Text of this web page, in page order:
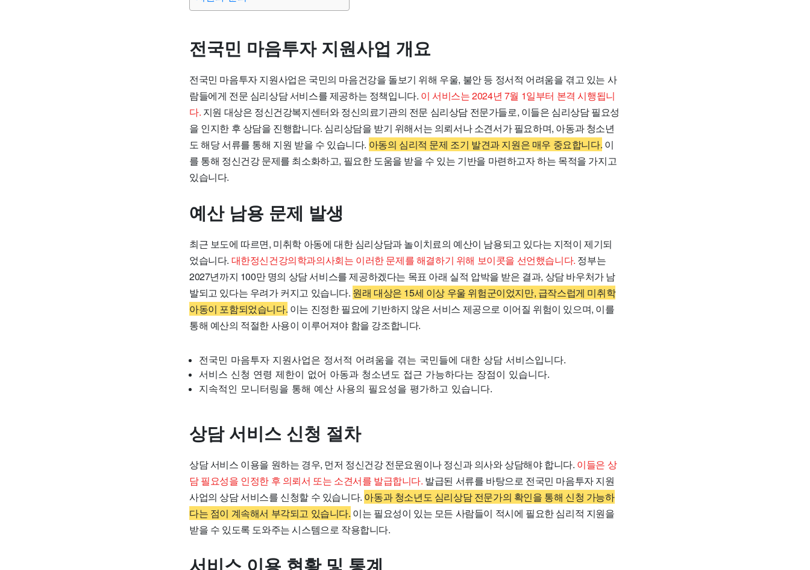
전국민 마음투자 지원사업 개요
전국민 마음투자 지원사업은 국민의 마음건강을 돌보기 위해 우울, 불안 등 정서적 어려움을 겪고 있는 사
람들에게 전문 심리상담 서비스를 제공하는 정책입니다. 이 서비스는 2024년 7월 1일부터 본격 시행됩니
다. 지원 대상은 정신건강복지센터와 정신의료기관의 전문 심리상담 전문가들로, 이들은 심리상담 필요성
을 인지한 후 상담을 진행합니다. 심리상담을 받기 위해서는 의뢰서나 소견서가 필요하며, 아동과 청소년
도 해당 서류를 통해 지원 받을 수 있습니다. 아동의 심리적 문제 조기 발견과 지원은 매우 중요합니다. 이
를 통해 정신건강 문제를 최소화하고, 필요한 도움을 받을 수 있는 기반을 마련하고자 하는 목적을 가지고
있습니다.
예산 남용 문제 발생
최근 보도에 따르면, 미취학 아동에 대한 심리상담과 놀이치료의 예산이 남용되고 있다는 지적이 제기되
었습니다. 대한정신건강의학과의사회는 이러한 문제를 해결하기 위해 보이콧을 선언했습니다. 정부는
2027년까지 100만 명의 상담 서비스를 제공하겠다는 목표 아래 실적 압박을 받은 결과, 상담 바우처가 남
발되고 있다는 우려가 커지고 있습니다. 원래 대상은 15세 이상 우울 위험군이었지만, 급작스럽게 미취학
아동이 포함되었습니다. 이는 진정한 필요에 기반하지 않은 서비스 제공으로 이어질 위험이 있으며, 이를
통해 예산의 적절한 사용이 이루어져야 함을 강조합니다.
전국민 마음투자 지원사업은 정서적 어려움을 겪는 국민들에 대한 상담 서비스입니다.
서비스 신청 연령 제한이 없어 아동과 청소년도 접근 가능하다는 장점이 있습니다.
지속적인 모니터링을 통해 예산 사용의 필요성을 평가하고 있습니다.
상담 서비스 신청 절차
상담 서비스 이용을 원하는 경우, 먼저 정신건강 전문요원이나 정신과 의사와 상담해야 합니다. 이들은 상
담 필요성을 인정한 후 의뢰서 또는 소견서를 발급합니다. 발급된 서류를 바탕으로 전국민 마음투자 지원
사업의 상담 서비스를 신청할 수 있습니다. 아동과 청소년도 심리상담 전문가의 확인을 통해 신청 가능하
다는 점이 계속해서 부각되고 있습니다. 이는 필요성이 있는 모든 사람들이 적시에 필요한 심리적 지원을
받을 수 있도록 도와주는 시스템으로 작용합니다.
서비스 이용 현황 및 통계